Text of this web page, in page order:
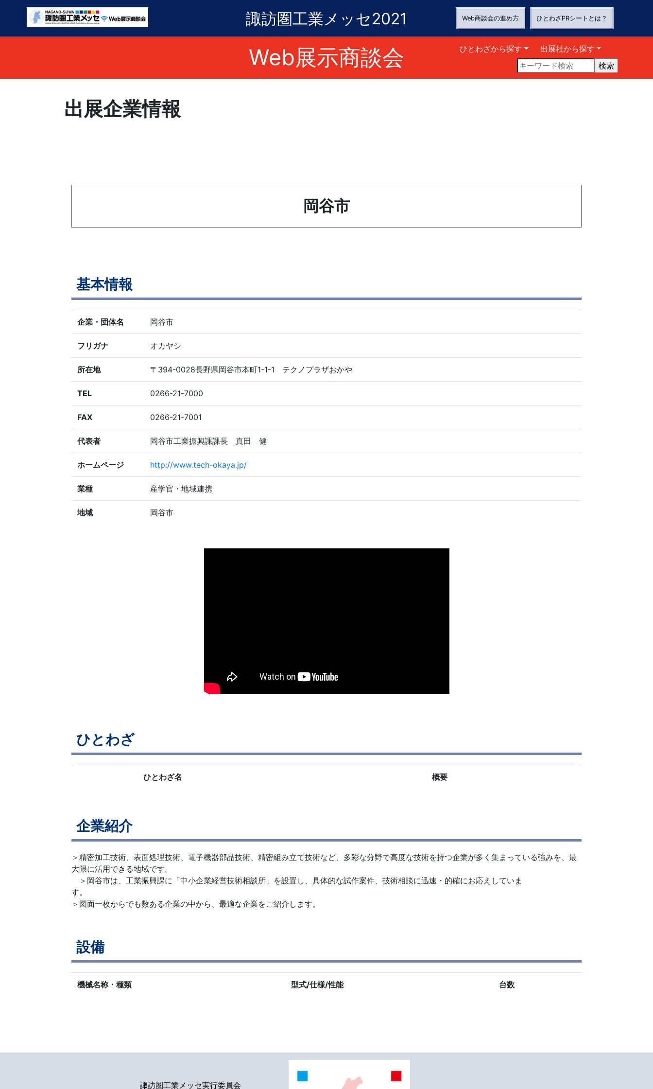
諏訪圏工業メッセ2021 Web商談会の進め方 ひとわざPRシートとは？
Web展示商談会 ひとわざから探す 出展社から探す
出展企業情報
岡谷市
基本情報
企業・団体名 岡谷市
フリガナ オカヤシ
所在地 〒394-0028長野県岡谷市本町1-1-1 テクノプラザおかや
TEL 0266-21-7000
FAX 0266-21-7001
代表者 岡谷市工業振興課課長 真田 健
ホームページ http://www.tech-okaya.jp/
業種 産学官・地域連携
地域 岡谷市
ひとわざ
ひとわざ名 概要
企業紹介
＞精密加工技術、表面処理技術、電子機器部品技術、精密組み立て技術など、多彩な分野で高度な技術を持つ企業が多く集まっている強みを、最
大限に活用できる地域です。
＞岡谷市は、工業振興課に「中小企業経営技術相談所」を設置し、具体的な試作案件、技術相談に迅速・的確にお応えしていま
す。
＞図面一枚からでも数ある企業の中から、最適な企業をご紹介します。
設備
機械名称・種類 型式/仕様/性能 台数
諏訪圏工業メッセ実行委員会